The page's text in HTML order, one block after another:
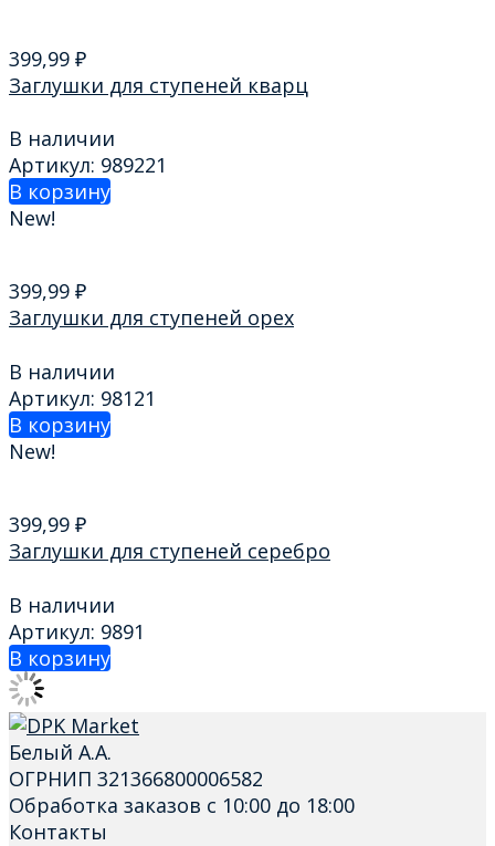
399,99 ₽
Заглушки для ступеней кварц
В наличии
Артикул: 989221
В корзину
New!
399,99 ₽
Заглушки для ступеней орех
В наличии
Артикул: 98121
В корзину
New!
399,99 ₽
Заглушки для ступеней серебро
В наличии
Артикул: 9891
В корзину
Белый А.А.
ОГРНИП 321366800006582
Обработка заказов с 10:00 до 18:00
Контакты